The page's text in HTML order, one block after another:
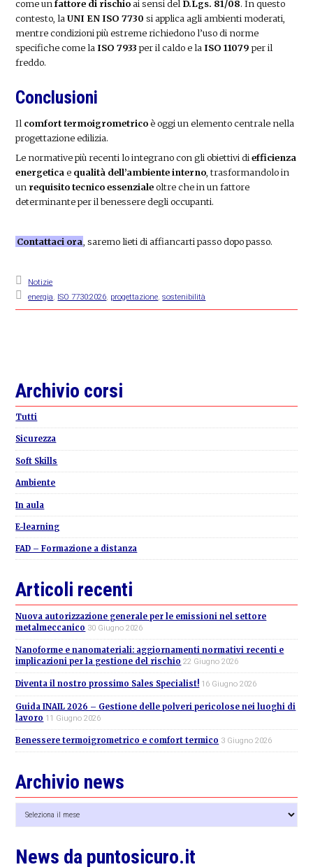
come unfattore di rischioai sensi del D.Lgs. 81/08. In questo
contesto, laUNI EN ISO 7730 si applica agli ambienti moderati,
mentre condizioni più estreme richiedono l’uso di norme
specifiche come la ISO 7933per il caldo e la ISO 11079per il
freddo.
Conclusioni
Il comfort termoigrometricoè oggi un elemento centrale nella
progettazione edilizia.
Le normative più recenti lo integrano con gli obiettivi diefficienza
energeticae qualità dell’ambiente interno, trasformandolo in
un requisito tecnico essenzialeoltre che in un fattore
determinante per il benessere degli occupanti.
Contattaci ora , saremo lieti di affiancarti passo dopo passo.
Notizie
energia, ISO 7730:2026, progettazione,sostenibilità
Primary
Sidebar
Archivio corsi
Tutti
Sicurezza
Soft Skills
Ambiente
In aula
E-learning
FAD – Formazione a distanza
Articoli recenti
Nuova autorizzazione generale per le emissioni nel settore
metalmeccanico 30 Giugno 2026
Nanoforme e nanomateriali: aggiornamenti normativi recenti e
implicazioni per la gestione del rischio 22 Giugno 2026
Diventa il nostro prossimo Sales Specialist! 16 Giugno 2026
Guida INAIL 2026 – Gestione delle polveri pericolose nei luoghi di
lavoro 11 Giugno 2026
Benessere termoigrometrico e comfort termico 3 Giugno 2026
Archivio news
news
News da puntosicuro.it